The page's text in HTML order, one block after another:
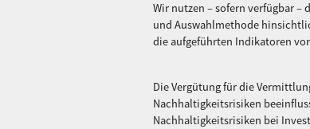
Wir nutzen – sofern verfügbar –
und Auswahlmethode
die aufgeführten Indikatoren
Die Vergütung für die
Nachhaltigkeitsrisiken
Nachhaltigkeitsrisiken bei